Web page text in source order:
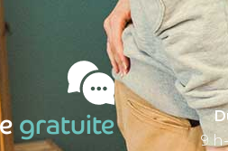
gratuite
9